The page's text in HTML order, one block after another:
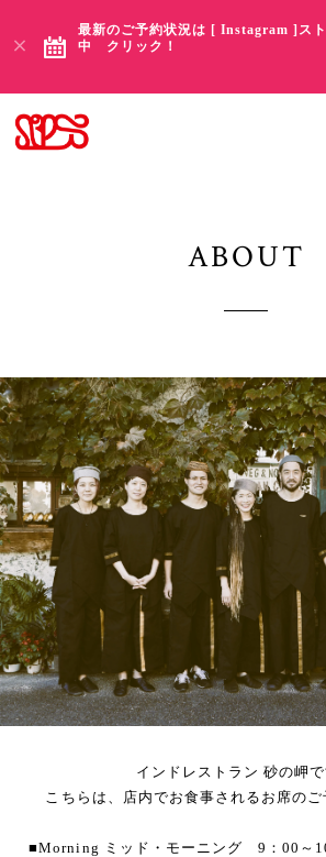
最新のご予約状況は [ Instagram ]ス
中 クリック！
ABOUT
インドレストラン 砂の岬で
こちらは、店内でお食事されるお席のご
■Morning ミッド・モーニング 9：00～